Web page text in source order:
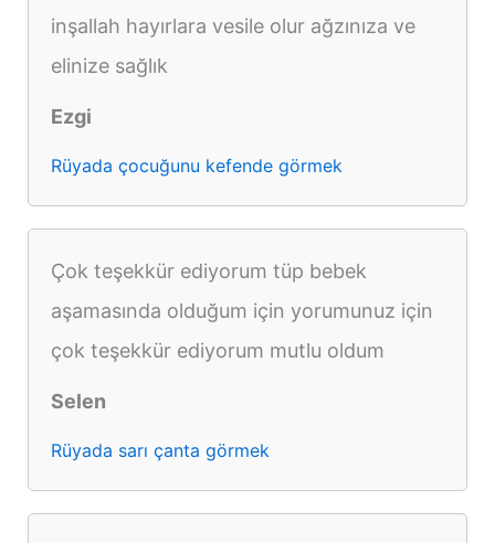
inşallah hayırlara vesile olur ağzınıza ve
elinize sağlık
Ezgi
Rüyada çocuğunu kefende görmek
Çok teşekkür ediyorum tüp bebek
aşamasında olduğum için yorumunuz için
çok teşekkür ediyorum mutlu oldum
Selen
Rüyada sarı çanta görmek